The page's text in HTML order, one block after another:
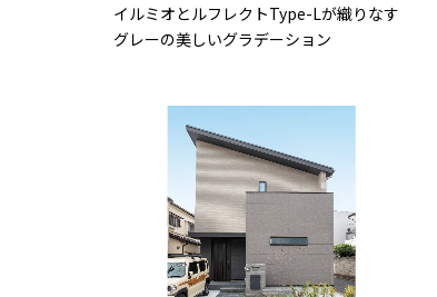
イルミオとルフレクトType-Lが織りなす
グレーの美しいグラデーション